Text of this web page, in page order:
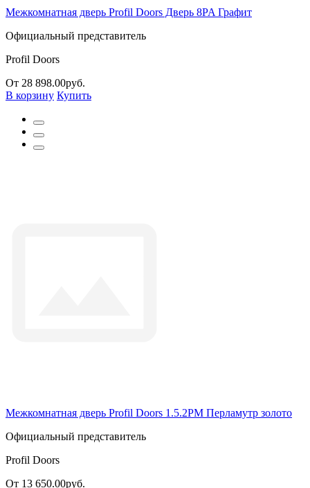
Межкомнатная дверь Profil Doors Дверь 8PA Графит
Официальный представитель
Profil Doors
От 28 898.00руб.
В корзину Купить
Межкомнатная дверь Profil Doors 1.5.2PM Перламутр золото
Официальный представитель
Profil Doors
От 13 650.00руб.